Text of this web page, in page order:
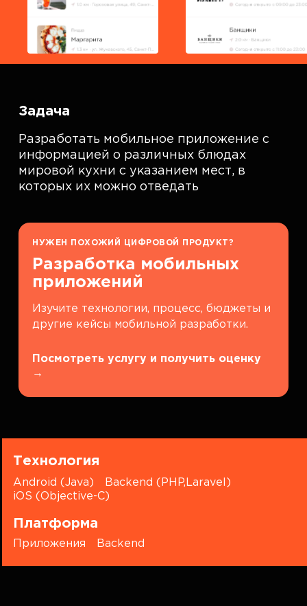
Задача
Разработать мобильное приложение с
информацией о различных блюдах
мировой кухни с указанием мест, в
которых их можно отведать
НУЖЕН ПОХОЖИЙ ЦИФРОВОЙ ПРОДУКТ?
Разработка мобильных
приложений
Изучите технологии, процесс, бюджеты и
другие кейсы мобильной разработки.
Посмотреть услугу и получить оценку
→
Технология
Android (Java)
Backend (PHP,Laravel)
iOS (Objective-C)
Платформа
Приложения Backend